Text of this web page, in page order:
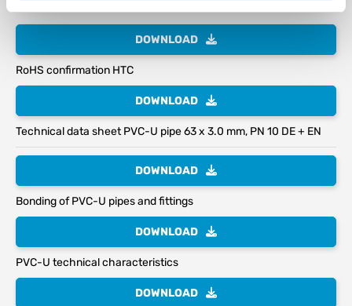
DOWNLOAD
RoHS confirmation HTC
DOWNLOAD
Technical data sheet PVC-U pipe 63 x 3.0 mm, PN 10 DE + EN
DOWNLOAD
Bonding of PVC-U pipes and fittings
DOWNLOAD
PVC-U technical characteristics
DOWNLOAD